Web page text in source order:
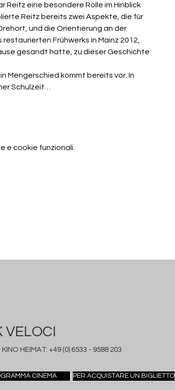
Reitz eine besondere Rolle im Hinblick
Reitz bereits zwei Aspekte, die für
und die Orientierung an der
Frühwerks in Mainz 2012,
gesandt hatte, zu dieser Geschichte
Mengerschied kommt bereits vor. In
Schulzeit…
e cookie funzionali.
VELOCI
KINO HEIMAT: +49 (0) 6533 - 9588 203
CINEMA PER ACQUISTARE UN BIGLIETTO